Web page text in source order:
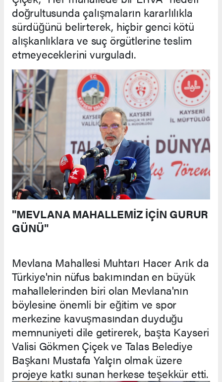
doğrultusunda çalışmaların kararlılıkla
sürdüğünü belirterek, hiçbir genci kötü
alışkanlıklara ve suç örgütlerine teslim
etmeyeceklerini vurguladı.
"MEVLANA MAHALLEMİZ İÇİN GURUR
GÜNÜ"
Mevlana Mahallesi Muhtarı Hacer Arık da
Türkiye'nin nüfus bakımından en büyük
mahallelerinden biri olan Mevlana'nın
böylesine önemli bir eğitim ve spor
merkezine kavuşmasından duyduğu
memnuniyeti dile getirerek, başta Kayseri
Valisi Gökmen Çiçek ve Talas Belediye
Başkanı Mustafa Yalçın olmak üzere
projeye katkı sunan herkese teşekkür etti.